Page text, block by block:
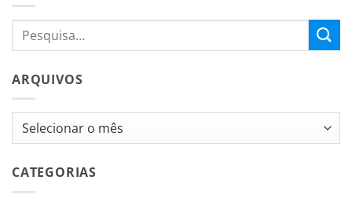
ARQUIVOS
Arquivos
CATEGORIAS